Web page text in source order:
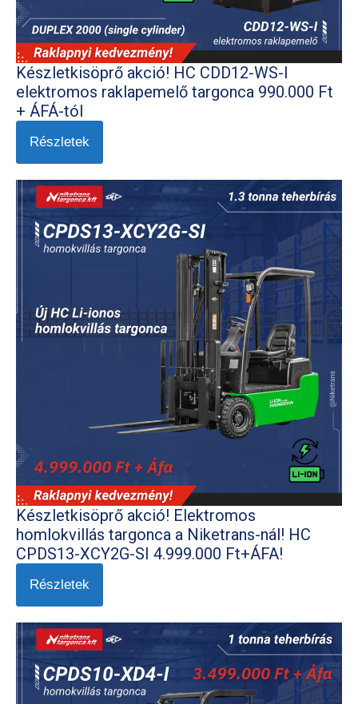
Készletkisöprő akció! HC CDD12-WS-I
elektromos raklapemelő targonca 990.000 Ft
+ ÁFÁ-tól
Részletek
Készletkisöprő akció! Elektromos
homlokvillás targonca a Niketrans-nál! HC
CPDS13-XCY2G-SI 4.999.000 Ft+ÁFA!
Részletek